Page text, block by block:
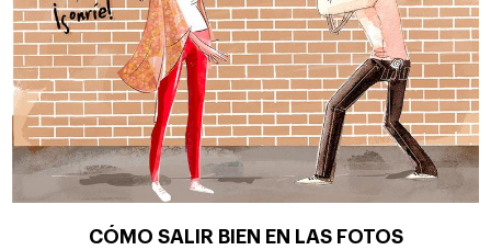
CÓMO SALIR BIEN EN LAS FOTOS